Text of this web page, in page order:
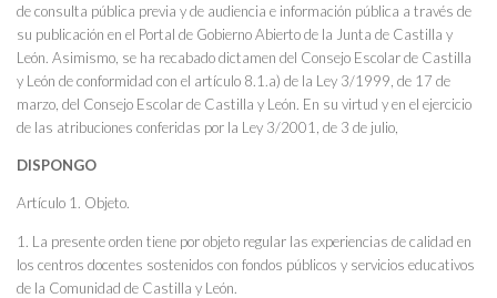
de consulta pública previa y de audiencia e información pública a través de
su publicación en el Portal de Gobierno Abierto de la Junta de Castilla y
León. Asimismo, se ha recabado dictamen del Consejo Escolar de Castilla
y León de conformidad con el artículo 8.1.a) de la Ley 3/1999, de 17 de
marzo, del Consejo Escolar de Castilla y León. En su virtud y en el ejercicio
de las atribuciones conferidas por la Ley 3/2001, de 3 de julio,
DISPONGO
Artículo 1. Objeto.
1. La presente orden tiene por objeto regular las experiencias de calidad en
los centros docentes sostenidos con fondos públicos y servicios educativos
de la Comunidad de Castilla y León.